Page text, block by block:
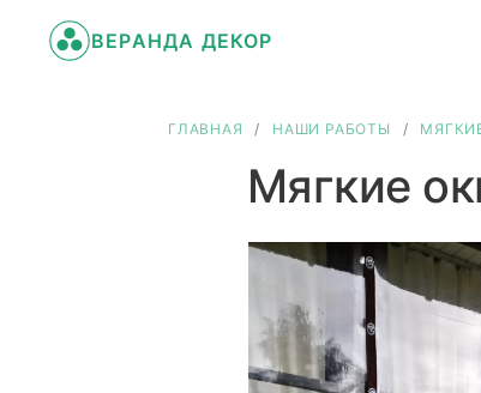
ВЕРАНДА ДЕКОР
ГЛАВНАЯ / НАШИ РАБОТЫ /
Мягкие